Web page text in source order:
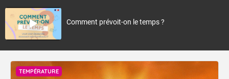
Comment prévoit-on le temps ?
TEMPÉRATURE